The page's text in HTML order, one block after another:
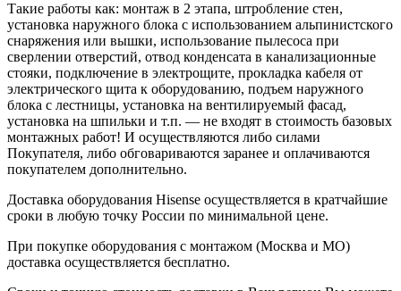
Такие работы как: монтаж в 2 этапа, штробление стен,
установка наружного блока с использованием альпинистского
снаряжения или вышки, использование пылесоса при
сверлении отверстий, отвод конденсата в канализационные
стояки, подключение в электрощите, прокладка кабеля от
электрического щита к оборудованию, подъем наружного
блока с лестницы, установка на вентилируемый фасад,
установка на шпильки и т.п. — не входят в стоимость базовых
монтажных работ! И осуществляются либо силами
Покупателя, либо обговариваются заранее и оплачиваются
покупателем дополнительно.
Доставка оборудования Hisense осуществляется в кратчайшие
сроки в любую точку России по минимальной цене.
При покупке оборудования с монтажом (Москва и МО)
доставка осуществляется бесплатно.